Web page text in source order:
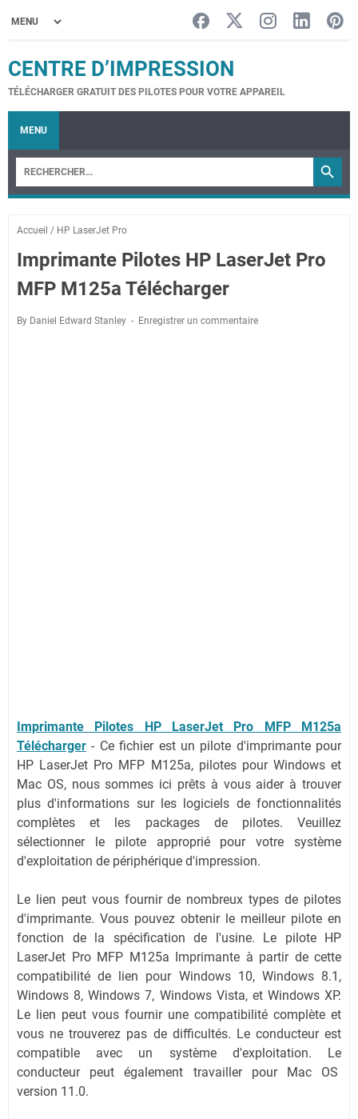
CENTRE D’IMPRESSION
TÉLÉCHARGER GRATUIT DES PILOTES POUR VOTRE APPAREIL
MENU
Accueil / HP LaserJet Pro
Imprimante Pilotes HP LaserJet Pro
MFP M125a Télécharger
By Daniel Edward Stanley Enregistrer un commentaire
Imprimante Pilotes HP LaserJet Pro MFP M125a
Télécharger - Ce fichier est un pilote d'imprimante pour
HP LaserJet Pro MFP M125a, pilotes pour Windows et
Mac OS, nous sommes ici prêts à vous aider à trouver
plus d'informations sur les logiciels de fonctionnalités
complètes et les packages de pilotes. Veuillez
sélectionner le pilote approprié pour votre système
d'exploitation de périphérique d'impression.
Le lien peut vous fournir de nombreux types de pilotes
d'imprimante. Vous pouvez obtenir le meilleur pilote en
fonction de la spécification de l'usine. Le pilote HP
LaserJet Pro MFP M125a Imprimante à partir de cette
compatibilité de lien pour Windows 10, Windows 8.1,
Windows 8, Windows 7, Windows Vista, et Windows XP.
Le lien peut vous fournir une compatibilité complète et
vous ne trouverez pas de difficultés. Le conducteur est
compatible avec un système d'exploitation. Le
conducteur peut également travailler pour Mac OS
version 11.0.